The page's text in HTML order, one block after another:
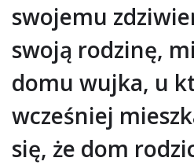
swojemu
swoją rodzinę,
domu wujka, u
wcześniej
się, że dom